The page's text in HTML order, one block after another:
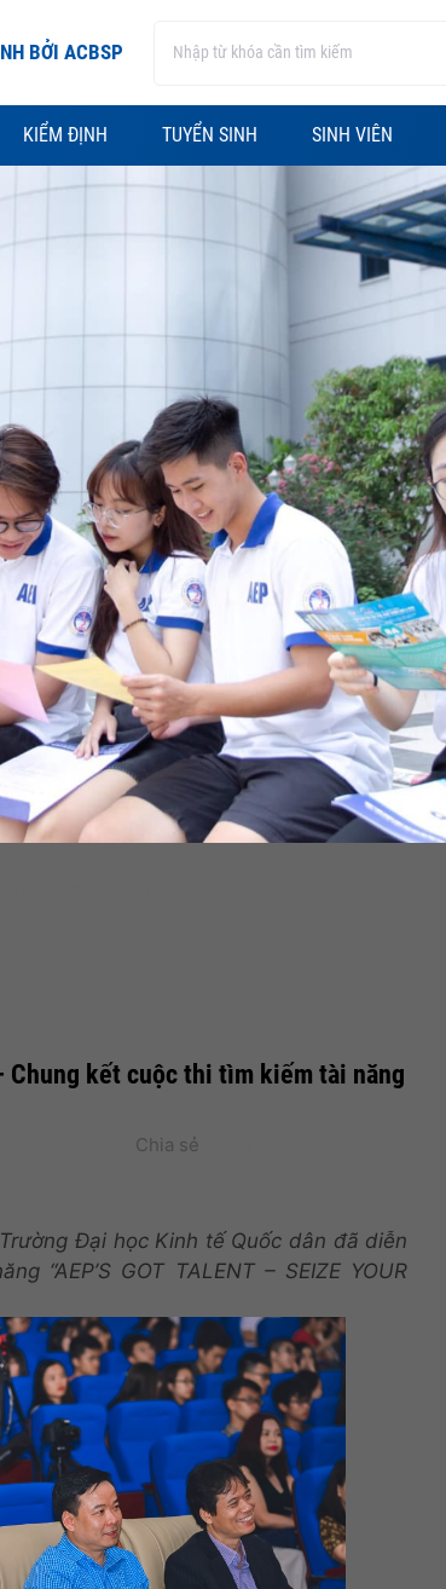
BỞI ACBSP
KIỂM ĐỊNH TUYỂN SINH SINH VIÊN
– Chung kết cuộc thi tìm kiếm tài năng
Chia sẻ
Trường Đại học Kinh tế Quốc dân đã diễn
“AEP’S GOT TALENT – SEIZE YOUR